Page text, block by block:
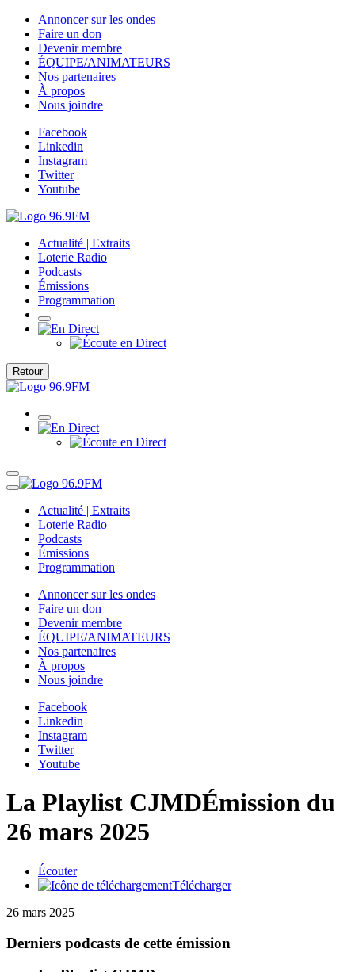
Annoncer sur les ondes
Faire un don
Devenir membre
ÉQUIPE/ANIMATEURS
Nos partenaires
À propos
Nous joindre
Facebook
Linkedin
Instagram
Twitter
Youtube
Actualité | Extraits
Loterie Radio
Podcasts
Émissions
Programmation
Retour
Actualité | Extraits
Loterie Radio
Podcasts
Émissions
Programmation
Annoncer sur les ondes
Faire un don
Devenir membre
ÉQUIPE/ANIMATEURS
Nos partenaires
À propos
Nous joindre
Facebook
Linkedin
Instagram
Twitter
Youtube
La Playlist CJMDÉmission du
26 mars 2025
Écouter
Télécharger
26 mars 2025
Derniers podcasts de cette émission